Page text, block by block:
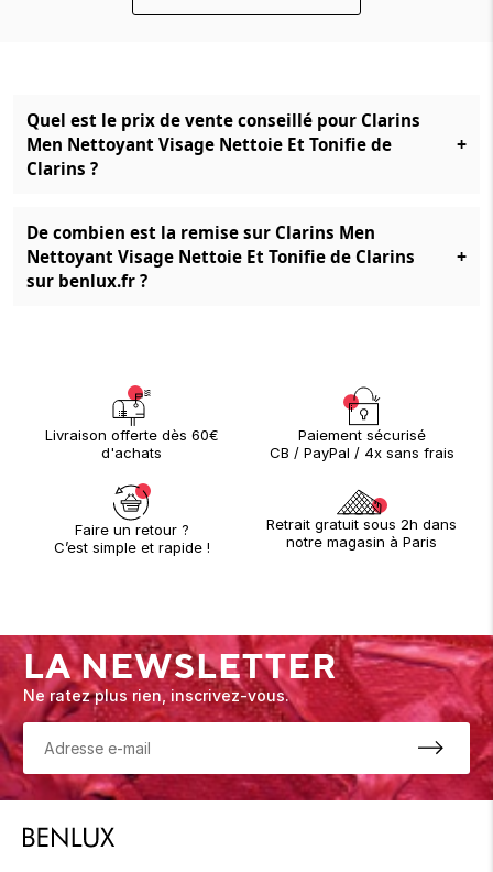
Quel est le prix de vente conseillé pour Clarins
Men Nettoyant Visage Nettoie Et Tonifie de
Clarins ?
+
De combien est la remise sur Clarins Men
Nettoyant Visage Nettoie Et Tonifie de Clarins
sur benlux.fr ?
+
Livraison offerte dès 60€
d'achats
Paiement sécurisé
CB / PayPal / 4x sans frais
Faire un retour ?
C’est simple et rapide !
Retrait gratuit sous 2h dans
notre magasin à Paris
LA NEWSLETTER
Ne ratez plus rien, inscrivez-vous.